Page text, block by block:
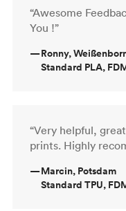
“Awesome
You !”
—Ronny,
Standard PLA,
“Very helpful,
prints. Highly
—Marcin, Potsdam
Standard TPU,